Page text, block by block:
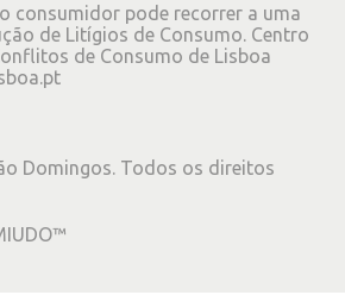
consumidor pode recorrer a uma
de Litígios de Consumo. Centro
de Consumo de Lisboa
Domingos. Todos os direitos